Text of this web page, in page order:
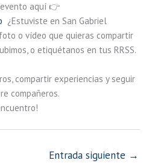
aquí 👉
¿Estuviste en San Gabriel
o vídeo que quieras compartir
o etiquétanos en tus RRSS.
compartir experiencias y seguir
compañeros.
Entrada siguiente →